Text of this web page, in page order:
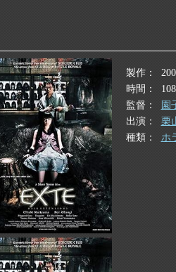
製作
時間
監督
園
出演
栗
種類
ホ